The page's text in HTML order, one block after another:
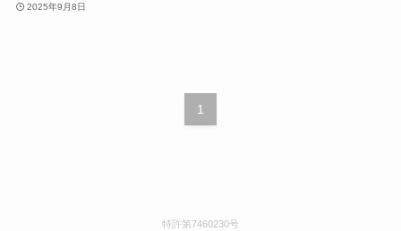
2025年9月8日
1
特許第7460230号